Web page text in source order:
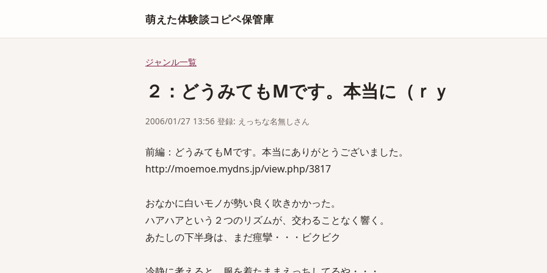
萌えた体験談コピペ保管庫
ジャンル一覧
２：どうみてもMです。本当に（ｒｙ
2006/01/27 13:56 登録: えっちな名無しさん
前編：どうみてもMです。本当にありがとうございました。
http://moemoe.mydns.jp/view.php/3817
おなかに白いモノが勢い良く吹きかかった。
ハアハアという２つのリズムが、交わることなく響く。
あたしの下半身は、まだ痙攣・・・ビクビク